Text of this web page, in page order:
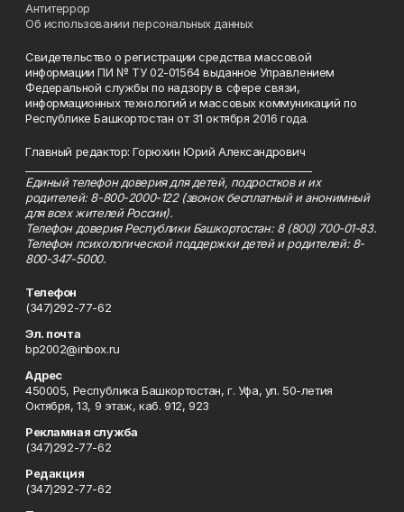
Антитеррор
Об использовании персональных данных
Свидетельство о регистрации средства массовой
информации ПИ № ТУ 02-01564 выданное Управлением
Федеральной службы по надзору в сфере связи,
информационных технологий и массовых коммуникаций по
Республике Башкортостан от 31 октября 2016 года.
Главный редактор: Горюхин Юрий Александрович
Единый телефон доверия для детей, подростков и их
родителей: 8-800-2000-122 (звонок бесплатный и анонимный
для всех жителей России).
Телефон доверия Республики Башкортостан: 8 (800) 700-01-83.
Телефон психологической поддержки детей и родителей: 8-
800-347-5000.
Телефон
(347)292-77-62
Эл. почта
bp2002@inbox.ru
Адрес
450005, Республика Башкортостан, г. Уфа, ул. 50-летия
Октября, 13, 9 этаж, каб. 912, 923
Рекламная служба
(347)292-77-62
Редакция
(347)292-77-62